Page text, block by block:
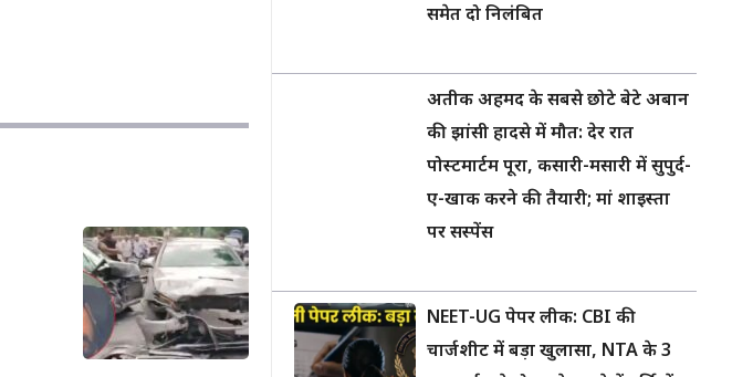
समेत दो निलंबित
अतीक अहमद के सबसे छोटे बेटे अबान
की झांसी हादसे में मौत: देर रात
पोस्टमार्टम पूरा, कसारी-मसारी में सुपुर्द-
ए-खाक करने की तैयारी; मां शाइस्ता
पर सस्पेंस
NEET-UG पेपर लीक: CBI की
चार्जशीट में बड़ा खुलासा, NTA के 3